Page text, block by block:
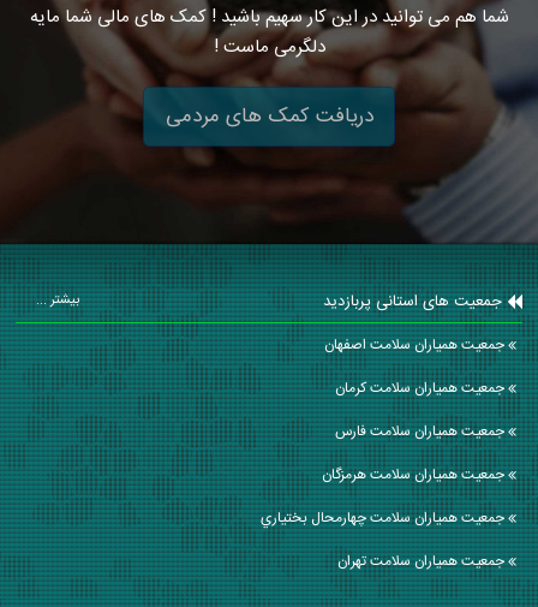
شما هم می توانید در این کار سهیم باشید ! کمک های مالی شما مایه
دلگرمی ماست !
دریافت کمک های مردمی
جمعیت های استانی پربازدید بیشتر ...
جمعیت همیاران سلامت اصفهان
جمعیت همیاران سلامت كرمان
جمعیت همیاران سلامت فارس
جمعیت همیاران سلامت هرمزگان
جمعیت همیاران سلامت چهارمحال بختياري
جمعیت همیاران سلامت تهران